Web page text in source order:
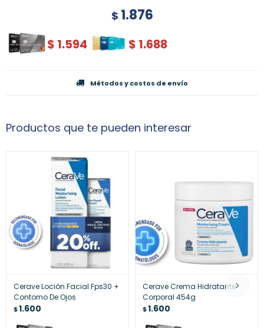
$ 1.876
$ 1.594 $ 1.688
Métodos y costos de envío
Productos que te pueden interesar
Cerave Loción Facial Fps30 +
Contorno De Ojos
$1.600
Cerave Crema Hidratante
Corporal 454g
$1.600